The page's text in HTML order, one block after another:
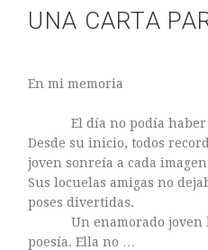
EL OTRO LADO
Lo Que La Niebla Esconde
Sobre mí
UNA CARTA
En mi memoria
El día no podía haber
Desde su inicio, todos
joven sonreía a cada
Sus locuelas amigas no
poses divertidas.
Un enamorado joven le
poesía. Ella no …